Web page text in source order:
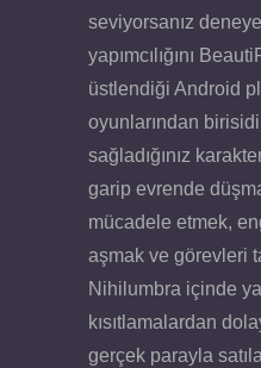
seviyorsanız
yapımcılığını
üstlendiği Android
oyunlarından
sağladığınız
garip evrende
mücadele etmek,
aşmak ve görevleri
Nihilumbra içinde
kısıtlamalardan
gerçek parayla